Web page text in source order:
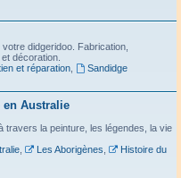
didgeridoo. Fabrication,
décoration.
et réparation,
Sandidge
en Australie
travers la peinture, les légendes, la vie
, Les Aborigènes
Histoire du